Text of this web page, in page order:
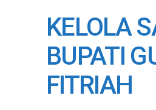
KELOLA
BUPATI
FITRIAH